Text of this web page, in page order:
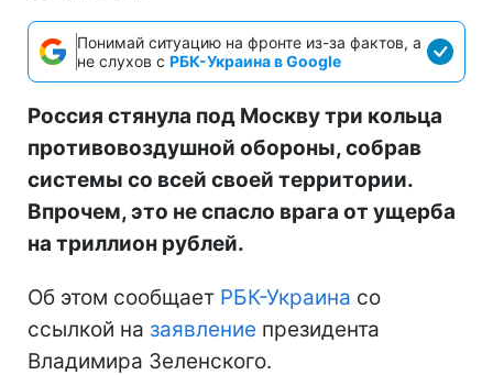
Понимай ситуацию на фронте из-за фактов, а
не слухов с РБК-Украина в Google
Россия стянула под Москву три кольца
противовоздушной обороны, собрав
системы со всей своей территории.
Впрочем, это не спасло врага от ущерба
на триллион рублей.
Об этом сообщает РБК-Украина со
ссылкой на заявление президента
Владимира Зеленского.